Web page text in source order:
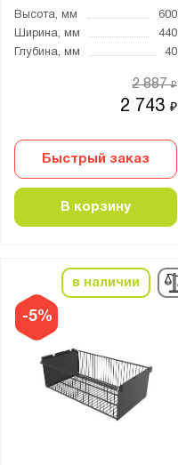
Высота, мм
600
Ширина, мм
440
Глубина, мм
40
2 743₽
2 887₽
Быстрый заказ
В корзину
-5%
в наличии